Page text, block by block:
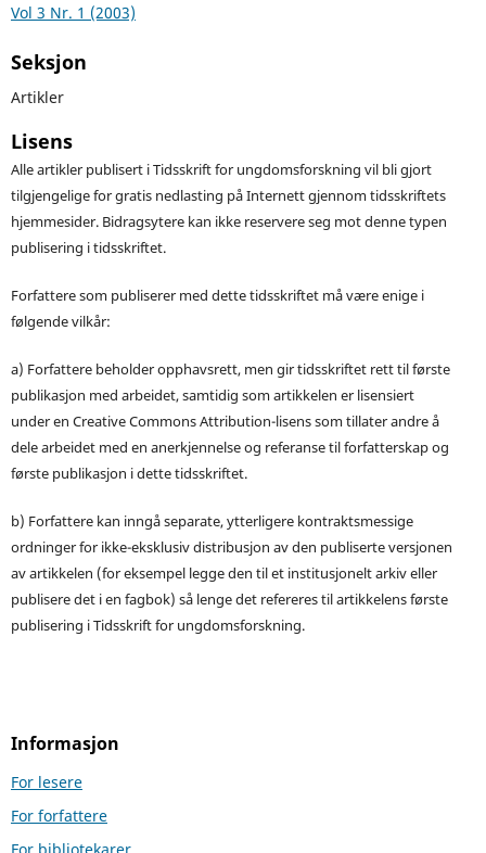
Vol 3 Nr. 1 (2003)
Seksjon
Artikler
Lisens
Alle artikler publisert i Tidsskrift for ungdomsforskning vil bli gjort
tilgjengelige for gratis nedlasting på Internett gjennom tidsskriftets
hjemmesider. Bidragsytere kan ikke reservere seg mot denne typen
publisering i tidsskriftet.
Forfattere som publiserer med dette tidsskriftet må være enige i
følgende vilkår:
a) Forfattere beholder opphavsrett, men gir tidsskriftet rett til første
publikasjon med arbeidet, samtidig som artikkelen er lisensiert
under en Creative Commons Attribution-lisens som tillater andre å
dele arbeidet med en anerkjennelse og referanse til forfatterskap og
første publikasjon i dette tidsskriftet.
b) Forfattere kan inngå separate, ytterligere kontraktsmessige
ordninger for ikke-eksklusiv distribusjon av den publiserte versjonen
av artikkelen (for eksempel legge den til et institusjonelt arkiv eller
publisere det i en fagbok) så lenge det refereres til artikkelens første
publisering i Tidsskrift for ungdomsforskning.
Informasjon
For lesere
For forfattere